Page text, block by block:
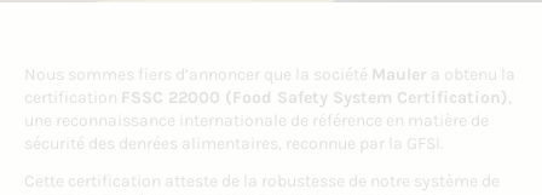
Nous sommes fiers d’annoncer que la société Mauler a obtenu la
certification FSSC 22000 (Food Safety System Certification),
une reconnaissance internationale de référence en matière de
sécurité des denrées alimentaires, reconnue par la GFSI.
Cette certification atteste de la robustesse de notre système de